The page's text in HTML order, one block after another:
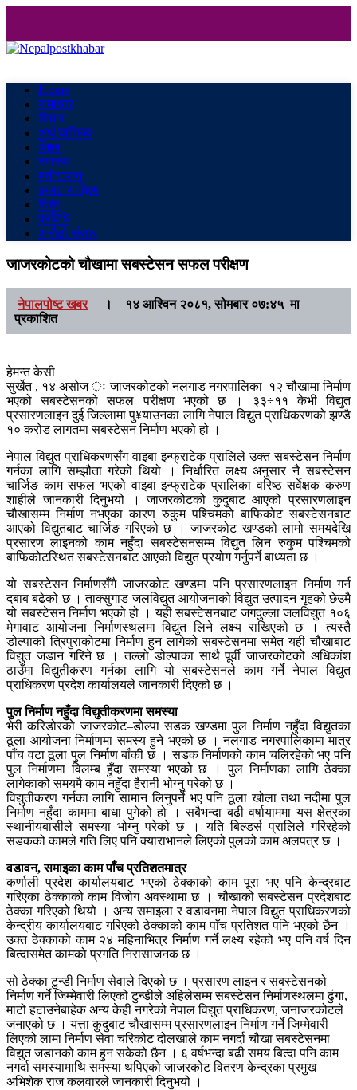
Home
समाचार
विचार
अर्थ/वाणिज्य
शिक्षा
स्वास्थ
मनाेरञ्जन
कला/ साहित्य
विश्व
प्रविधि
अनौठो संसार
जाजरकोटको चौखामा सबस्टेसन सफल परीक्षण
नेपालपोष्ट खबर।
१४ आश्विन २०८१, सोमबार ०७:४५ मा
प्रकाशित
हेमन्त केसी
सुर्खेत , १४ असोज ः जाजरकोटको नलगाड नगरपालिका–१२ चौखामा निर्माण
भएको सबस्टेसनको सफल परीक्षण भएको छ । ३३÷११ केभी विद्युत
प्रसारणलाइन दुई जिल्लामा पु¥याउनका लागि नेपाल विद्युत प्राधिकरणको झण्डै
१० करोड लागतमा सबस्टेसन निर्माण भएको हो ।
नेपाल विद्युत प्राधिकरणसँग वाइबा इन्फ्राटेक प्रालिले उक्त सबस्टेसन निर्माण
गर्नका लागि सम्झौता गरेको थियो । निर्धारित लक्ष्य अनुसार नै सबस्टेसन
चार्जिङ काम सफल भएको वाइबा इन्फ्राटेक प्रालिका वरिष्ठ सर्वेक्षक करुण
शाहीले जानकारी दिनुभयो । जाजरकोटको कुदुबाट आएको प्रसारणलाइन
चौखासम्म निर्माण नभएका कारण रुकुम पश्चिमको बाफिकोट सबस्टेसनबाट
आएको विद्युतबाट चार्जिङ गरिएको छ । जाजरकोट खण्डको लामो समयदेखि
प्रसारण लाइनको काम नहुँदा सबस्टेसनसम्म विद्युत लिन रुकुम पश्चिमको
बाफिकोटस्थित सबस्टेसनबाट आएको विद्युत प्रयोग गर्नुपर्ने बाध्यता छ ।
यो सबस्टेसन निर्माणसँगै जाजरकोट खण्डमा पनि प्रसारणलाइन निर्माण गर्न
दबाब बढेको छ । ताक्सुगाड जलविद्युत आयोजनाको विद्युत उत्पादन गृहको छेउमै
यो सबस्टेसन निर्माण भएको हो । यही सबस्टेसनबाट जगदुल्ला जलविद्युत १०६
मेगावाट आयोजना निर्माणस्थलमा विद्युत लिने लक्ष्य राखिएको छ । त्यस्तै
डोल्पाको त्रिपुराकोटमा निर्माण हुन लागेको सबस्टेसनमा समेत यही चौखाबाट
विद्युत जडान गरिने छ । तल्लो डोल्पाका साथै पूर्वी जाजरकोटको अधिकांश
ठाउँमा विद्युतीकरण गर्नका लागि यो सबस्टेसनले काम गर्ने नेपाल विद्युत
प्राधिकरण प्रदेश कार्यालयले जानकारी दिएको छ ।
पुल निर्माण नहुँदा विद्युतीकरणमा समस्या
भेरी करिडोरको जाजरकोट–डोल्पा सडक खण्डमा पुल निर्माण नहुँदा विद्युतका
ठूला आयोजना निर्माणमा समस्य हुने भएको छ । नलगाड नगरपालिकामा मात्र
पाँच वटा ठूला पुल निर्माण बाँकी छ । सडक निर्माणको काम चलिरहेको भए पनि
पुल निर्माणमा विलम्ब हुँदा समस्या भएको छ । पुल निर्माणका लागि ठेक्का
लागेकाको समयमै काम नहुँदा हैरानी भोग्नु परेको छ ।
विद्युतीकरण गर्नका लागि सामान लिनुपर्ने भए पनि ठूला खोला तथा नदीमा पुल
निर्माण नहुँदा काममा बाधा पुगेको हो । सबैभन्दा बढी वर्षायाममा यस क्षेत्रका
स्थानीयबासीले समस्या भोग्नु परेको छ । यति बिल्डर्स प्रालिले गरिरहेको
सडकको कामले गति लिए पनि क्याराभानले लिएको पुलको काम अलपत्र छ ।
वडावन, समाइका काम पाँच प्रतिशतमात्र
कर्णाली प्रदेश कार्यालयबाट भएको ठेक्काको काम पूरा भए पनि केन्द्रबाट
गरिएका ठेक्काको काम विजोग अवस्थामा छ । चौखाको सबस्टेसन प्रदेशबाट
ठेक्का गरिएको थियो । अन्य समाइला र वडावनमा नेपाल विद्युत प्राधिकरणको
केन्द्रीय कार्यालयबाट गरिएको ठेक्काको काम पाँच प्रतिशत पनि भएको छैन ।
उक्त ठेक्काको काम २४ महिनाभित्र निर्माण गर्ने लक्ष्य रहेको भए पनि वर्ष दिन
बित्दासमेत कामको प्रगति निरासाजनक छ ।
सो ठेक्का टुन्डी निर्माण सेवाले दिएको छ । प्रसारण लाइन र सबस्टेसनको
निर्माण गर्ने जिम्मेवारी लिएको टुन्डीले अहिलेसम्म सबस्टेसन निर्माणस्थलमा ढुंगा,
माटो हटाउनेबाहेक अन्य केही नगरेको नेपाल विद्युत प्राधिकरण, जनाजरकोटले
जनाएको छ । यत्ता कुदुबाट चौखासम्म प्रसारणलाइन निर्माण गर्ने जिम्मेवारी
लिएको लामा निर्माण सेवा चरिकोट दोलखाले काम नगर्दा चौखा सबस्टेसनमा
विद्युत जडानको काम हुन सकेको छैन । ६ वर्षभन्दा बढी समय बित्दा पनि काम
नगर्दा समस्यामाथि समस्या थपिएको जाजरकोट वितरण केन्द्रका प्रमुख
अभिशेक राज कलवारले जानकारी दिनुभयो ।